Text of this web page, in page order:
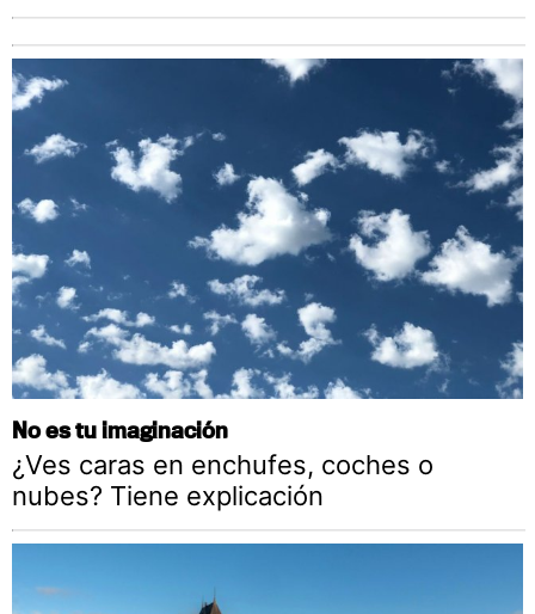
No es tu imaginación
¿Ves caras en enchufes, coches o
nubes? Tiene explicación